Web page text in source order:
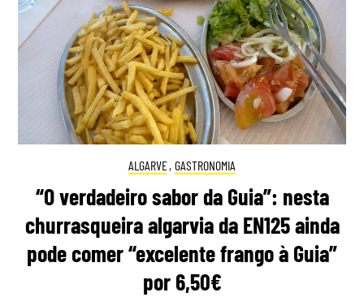
ALGARVE, GASTRONOMIA
“O verdadeiro sabor da Guia”: nesta
churrasqueira algarvia da EN125 ainda
pode comer “excelente frango à Guia”
por 6,50€